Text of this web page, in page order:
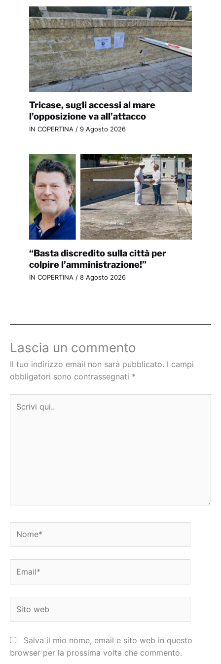
Tricase, sugli accessi al mare
l’opposizione va all’attacco
IN COPERTINA/ 9 Agosto 2026
“Basta discredito sulla città per
colpire l’amministrazione!”
IN COPERTINA/ 8 Agosto 2026
Lascia un commento
Il tuo indirizzo email non sarà pubblicato. I campi
obbligatori sono contrassegnati *
qui..
web
Salva il mio nome, email e sito web in questo
browser per la prossima volta che commento.